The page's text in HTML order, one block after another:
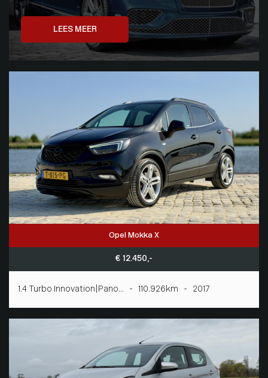
LEES MEER
Opel Mokka X
€ 12.450,-
1.4 Turbo Innovation|Pano... - 110.926km - 2017